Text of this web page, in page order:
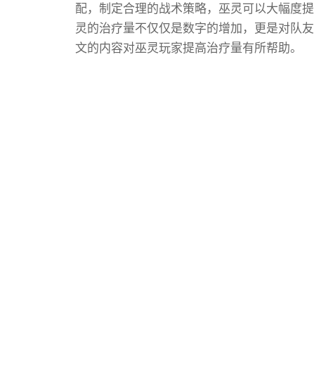
配，制定合理的战术策略，巫灵可以大幅度
灵的治疗量不仅仅是数字的增加，更是对队
文的内容对巫灵玩家提高治疗量有所帮助。